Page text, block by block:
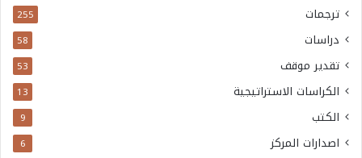
ترجمات 255
دراسات 58
تقدير موقف 53
الكراسات الاستراتيجية 13
الكتب 9
اصدارات المركز 6